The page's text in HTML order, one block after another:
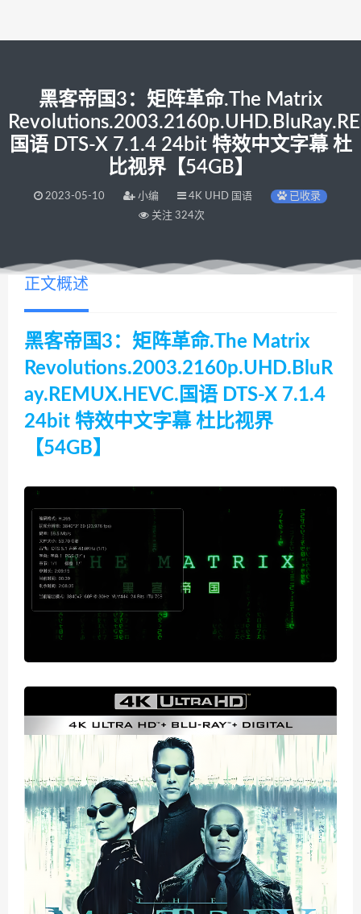
黑客帝国3：矩阵革命.The Matrix
国语 DTS-X 7.1.4 24bit 特效中文字幕 杜
比视界【54GB】
2023-05-10 小编 4K UHD 国语
已收录
关注 324次
正文概述
黑客帝国3：矩阵革命.The Matrix
Revolutions.2003.2160p.UHD.BluR
ay.REMUX.HEVC.国语 DTS-X 7.1.4
24bit 特效中文字幕 杜比视界
【54GB】